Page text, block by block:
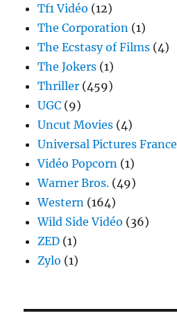
Tf1 Vidéo (12)
The Corporation (1)
The Ecstasy of Films (4)
The Jokers (1)
Thriller (459)
UGC (9)
Uncut Movies (4)
Universal Pictures France
Vidéo Popcorn (1)
Warner Bros. (49)
Western (164)
Wild Side Vidéo (36)
ZED (1)
Zylo (1)